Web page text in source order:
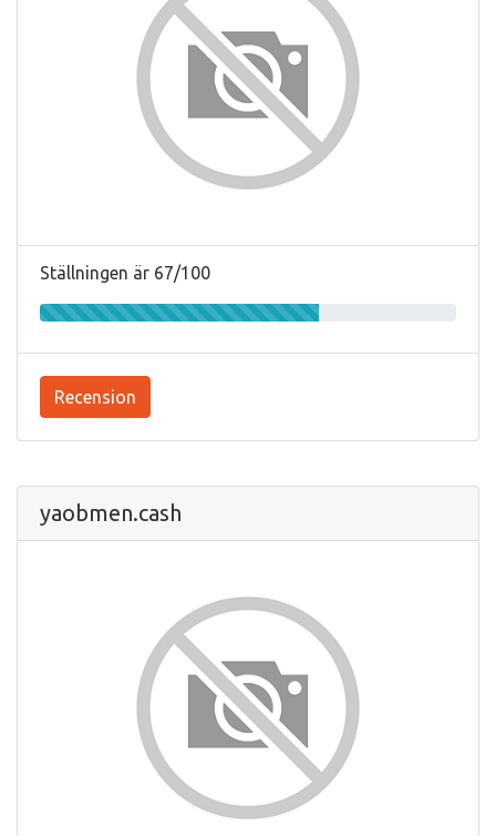
Ställningen är 67/100
Recension
yaobmen.cash